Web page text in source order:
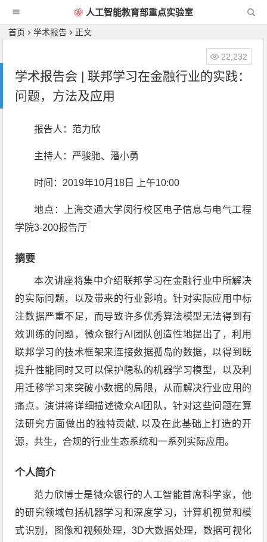
人工智能教育部重点实验室
首页 学术报告 正文
学术报告会 | 联邦学习在金融行业的实践：
问题，方法及应用
22,232
报告人：范力欣
主持人：严骏驰、潘小勇
时间：2019年10月18日 上午10:00
地点：上海交通大学闵行校区电子信息与电气工程
学院3-200报告厅
摘要
本次讲座将集中介绍联邦学习在金融行业中所解决
的实际问题，以及带来的行业影响。针对实际应用中标
注数据严重不足，而导致许多优秀算法模型无法得到有
效训练的问题，微众银行AI团队创造性地提出了，利用
联邦学习的技术框架来连接数据孤岛的数据，以得到既
提升性能同时又可以保护隐私的机器学习模型，以及利
用迁移学习来突破小数据的局限，从而解决行业应用的
痛点。演讲将详细描述微众AI团队，针对这些问题在算
法研究方面做出的独特贡献, 以及在此基础上打造的开
源，共生，合规的行业生态系统和一系列实际应用。
个人简介
范力欣博士是微众银行的人工智能首席科学家，他
的研究领域包括机器学习和深度学习，计算机视觉和模
式识别，图像和视频处理，3D大数据处理，数据可视化